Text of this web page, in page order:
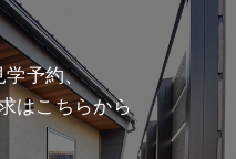
学予約、
はこちらから